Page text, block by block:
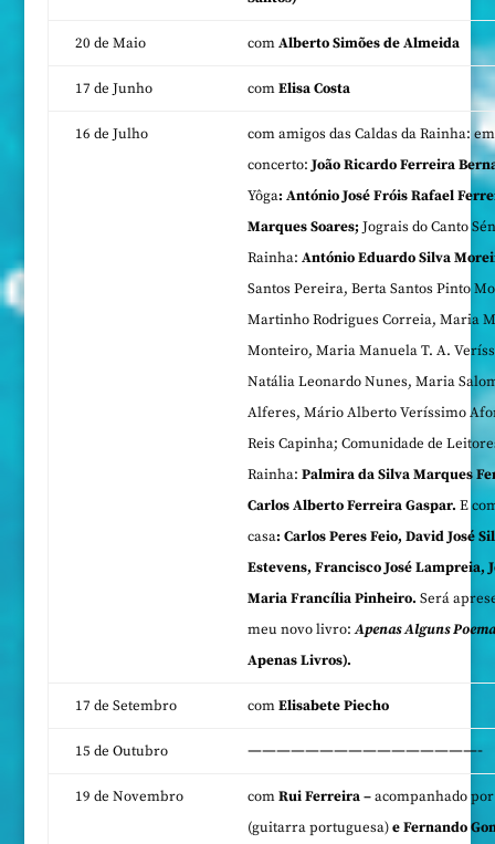
20 de Maio comAlberto Simões de Almeida
17 de Junho comElisa Costa
16 de Julho
com amigos das Caldas da Rainha:
concerto: João Ricardo Ferreira
Yôga: António José Fróis Rafael
Marques Soares; Jograis do Canto
Rainha: António Eduardo Silva
Santos Pereira, Berta Santos Pinto
Martinho Rodrigues Correia, Maria
Monteiro, Maria Manuela T. A.
Natália Leonardo Nunes, Maria
Alferes, Mário Alberto Veríssimo
Reis Capinha; Comunidade de
Rainha: Palmira da Silva Marques
Carlos Alberto Ferreira Gaspar. E
casa: Carlos Peres Feio, David José
Estevens, Francisco José Lampreia,
Maria Francília Pinheiro. Será
meu novo livro: Apenas Alguns
Apenas Livros).
17 de Setembro comElisabete Piecho
15 de Outubro ————————————————-
19 de Novembro comRui Ferreira –acompanhado por
(guitarra portuguesa)e Fernando